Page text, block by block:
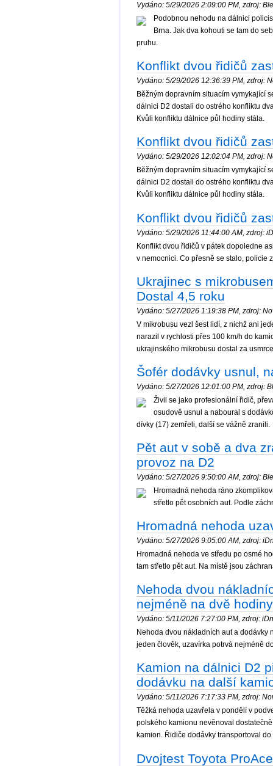
Vydáno: 5/29/2026 2:09:00 PM, zdroj:
Podobnou nehodu na dálnici
Brna. Jak dva kohouti se tam do
pruhu.
Konflikt dvou řidičů
Vydáno: 5/29/2026 12:36:39 PM, zdroj:
Běžným dopravním situacím vymykající
dálnici D2 dostali do ostrého konfliktu
Kvůli konfliktu dálnice půl hodiny stála.
Konflikt dvou řidičů
Vydáno: 5/29/2026 12:02:04 PM, zdroj:
Běžným dopravním situacím vymykající
dálnici D2 dostali do ostrého konfliktu
Kvůli konfliktu dálnice půl hodiny stála.
Konflikt dvou řidičů
Vydáno: 5/29/2026 11:44:00 AM, zdroj:
Konflikt dvou řidičů v pátek dopoledne
v nemocnici. Co přesně se stalo, policie
Ukrajinec s
Dostal 4,5 roku
Vydáno: 5/27/2026 1:19:38 PM, zdroj:
V mikrobusu vezl šest lidí, z nichž ani
narazil v rychlosti přes 100 km/h do
ukrajinského mikrobusu dostal za
Šofér dodávky usnul,
Vydáno: 5/27/2026 12:01:00 PM, zdroj:
Živil se jako profesionální řidič,
osudově usnul a naboural s
dívky (17) zemřeli, další se vážně zranili.
Pět aut v sobě a dva
provoz na D2
Vydáno: 5/27/2026 9:50:00 AM, zdroj:
Hromadná nehoda ráno
střetlo pět osobních aut. Podle
Hromadná nehoda
Vydáno: 5/27/2026 9:05:00 AM, zdroj:
Hromadná nehoda ve středu po osmé
tam střetlo pět aut. Na místě jsou
Nehoda dvou
nejméně na dvě hodiny
Vydáno: 5/11/2026 7:27:00 PM, zdroj:
Nehoda dvou nákladních aut a dodávky
jeden člověk, uzavírka potrvá nejméně
Kamion na dálnici D2
dodávku na další
Vydáno: 5/11/2026 7:17:33 PM, zdroj:
Těžká nehoda uzavřela v pondělí v
polského kamionu nevěnoval
kamion. Řidiče dodávky transportoval
Dvojtest Toyota